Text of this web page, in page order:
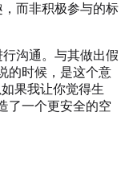
而非积极参与的标
沟通。与其做出假
的时候，是这个意
果我让你觉得生
了一个更安全的空